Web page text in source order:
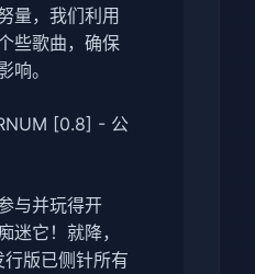
量，我们利用
些歌曲，确保
响。
[0.8] - 公
与并玩得开
迷它！就降，
版已侧针所有